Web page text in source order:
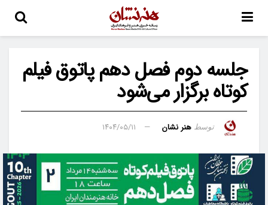
جلسه دوم فصل دهم پاتوق فیلم
کوتاه برگزار می‌شود
توسط هنر نشان ۱۴۰۴/۰۵/۱۱